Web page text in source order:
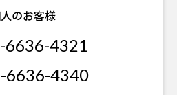
のお客様
6636-4321
6636-4340